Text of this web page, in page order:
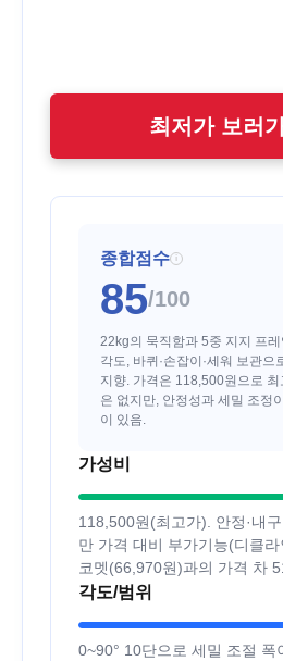
최저가 보러
종합점수 i
85/100
22kg의 묵직함과 5중 지지 프
각도, 바퀴·손잡이·세워 보관으
지향. 가격은 118,500원으로
은 없지만, 안정성과 세밀 조정
이 있음.
가성비
118,500원(최고가). 안정·내
만 가격 대비 부가기능(디클라
코멧(66,970원)과의 가격 차
각도/범위
0~90° 10단으로 세밀 조절 폭